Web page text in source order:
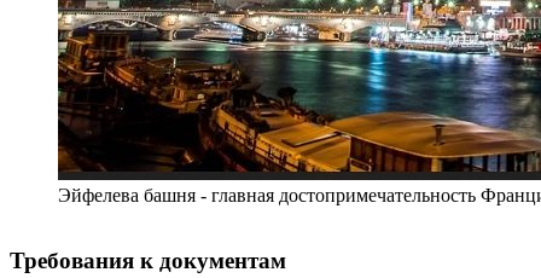
Эйфелева башня - главная достопримечательность
Требования к документам